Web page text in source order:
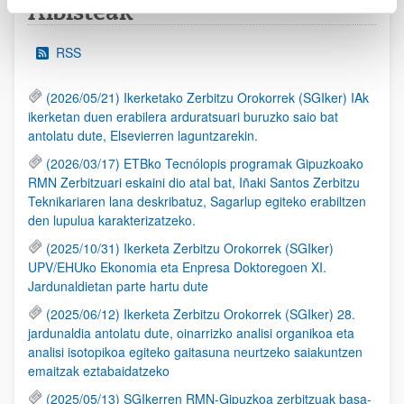
Albisteak
RSS
(2026/05/21) Ikerketako Zerbitzu Orokorrek (SGIker) IAk
ikerketan duen erabilera arduratsuari buruzko saio bat
antolatu dute, Elsevierren laguntzarekin.
(2026/03/17) ETBko Tecnólopis programak Gipuzkoako
RMN Zerbitzuari eskaini dio atal bat, Iñaki Santos Zerbitzu
Teknikariaren lana deskribatuz, Sagarlup egiteko erabiltzen
den lupulua karakterizatzeko.
(2025/10/31) Ikerketa Zerbitzu Orokorrek (SGIker)
UPV/EHUko Ekonomia eta Enpresa Doktoregoen XI.
Jardunaldietan parte hartu dute
(2025/06/12) Ikerketa Zerbitzu Orokorrek (SGIker) 28.
jardunaldia antolatu dute, oinarrizko analisi organikoa eta
analisi isotopikoa egiteko gaitasuna neurtzeko saiakuntzen
emaitzak eztabaidatzeko
(2025/05/13) SGIkerren RMN-Gipuzkoa zerbitzuak basa-